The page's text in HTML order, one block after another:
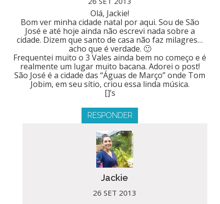
Olá, Jackie!
Bom ver minha cidade natal por aqui. Sou de São
José e até hoje ainda não escrevi nada sobre a
cidade. Dizem que santo de casa não faz milagres…
acho que é verdade. 🙂
Frequentei muito o 3 Vales ainda bem no começo e é
realmente um lugar muito bacana. Adorei o post!
São José é a cidade das “Águas de Março” onde Tom
Jobim, em seu sítio, criou essa linda música.
[]’s
RESPONDER
Jackie
26 SET 2013